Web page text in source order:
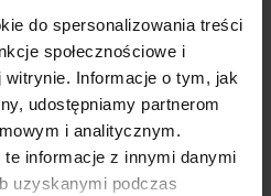
do spersonalizowania treści
społecznościowe i
Informacje o tym, jak
udostępniamy partnerom
i analitycznym.
te informacje z innymi danymi
uzyskanymi podczas